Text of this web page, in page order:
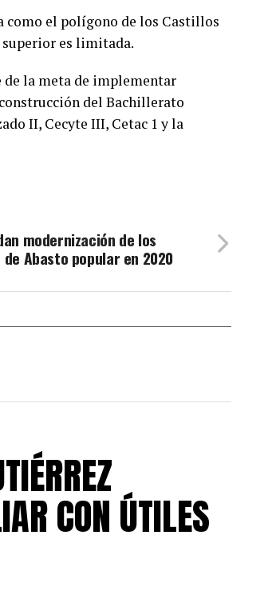
como el polígono de los Castillos
es limitada.
de la meta de implementar
del Bachillerato
II, Cecyte III, Cetac 1 y la
modernización de los
Abasto popular en 2020
CON ÚTILES